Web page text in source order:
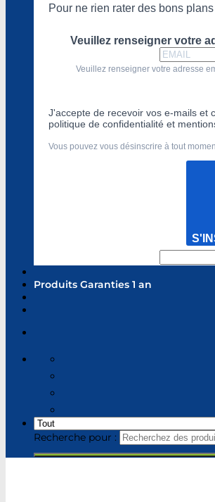
Pour ne rien rater des bons
Veuillez renseigner votre
Veuillez renseigner votre adresse
J'accepte de recevoir vos e-mails et
politique de confidentialité et
Vous pouvez vous désinscrire à tout
Produits Garanties 1 an
Recherche pour :